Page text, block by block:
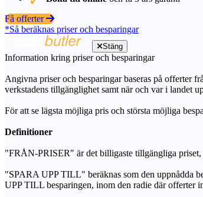
Få offerter
*Så beräknas priser och besparingar
Stäng
Information kring priser och besparingar
Angivna priser och besparingar baseras på offerter
verkstadens tillgänglighet samt när och var i landet
För att se lägsta möjliga pris och största möjliga
Definitioner
"FRÅN-PRISER" är det billigaste tillgängliga priset,
"SPARA UPP TILL" beräknas som den uppnådda
UPP TILL besparingen, inom den radie där offerter